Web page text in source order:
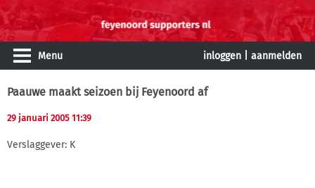
Menu inloggen aanmelden
Paauwe maakt seizoen bij Feyenoord af
29 januari 2005 11:39
Verslaggever: K